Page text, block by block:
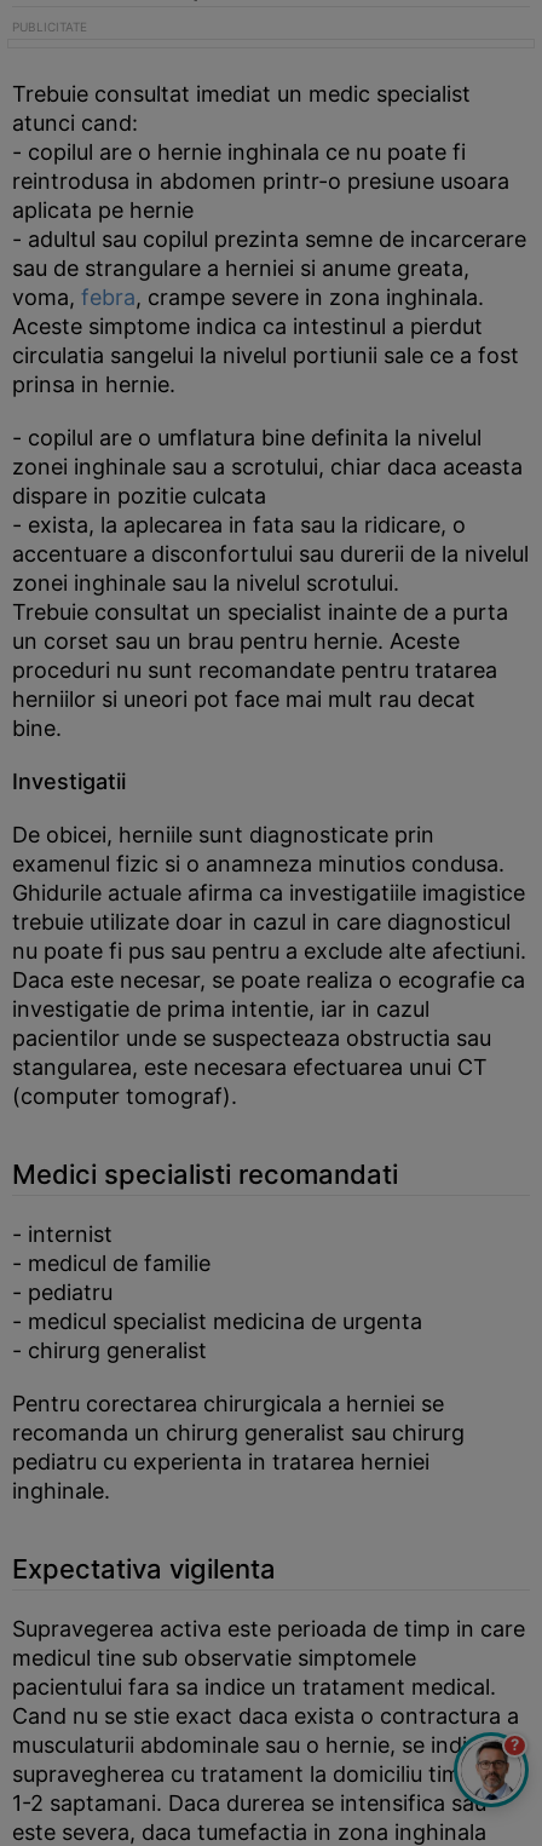
Trebuie consultat imediat un medic specialist
atunci cand:
- copilul are o hernie inghinala ce nu poate fi
reintrodusa in abdomen printr-o presiune usoara
aplicata pe hernie
- adultul sau copilul prezinta semne de incarcerare
sau de strangulare a herniei si anume greata,
voma, febra, crampe severe in zona inghinala.
Aceste simptome indica ca intestinul a pierdut
circulatia sangelui la nivelul portiunii sale ce a fost
prinsa in hernie.
- copilul are o umflatura bine definita la nivelul
zonei inghinale sau a scrotului, chiar daca aceasta
dispare in pozitie culcata
- exista, la aplecarea in fata sau la ridicare, o
accentuare a disconfortului sau durerii de la nivelul
zonei inghinale sau la nivelul scrotului.
Trebuie consultat un specialist inainte de a purta
un corset sau un brau pentru hernie. Aceste
proceduri nu sunt recomandate pentru tratarea
herniilor si uneori pot face mai mult rau decat
bine.
Investigatii
De obicei, herniile sunt diagnosticate prin
examenul fizic si o anamneza minutios condusa.
Ghidurile actuale afirma ca investigatiile imagistice
trebuie utilizate doar in cazul in care diagnosticul
nu poate fi pus sau pentru a exclude alte afectiuni.
Daca este necesar, se poate realiza o ecografie ca
investigatie de prima intentie, iar in cazul
pacientilor unde se suspecteaza obstructia sau
stangularea, este necesara efectuarea unui CT
(computer tomograf).
Medici specialisti recomandati
- internist
- medicul de familie
- pediatru
- medicul specialist medicina de urgenta
- chirurg generalist
Pentru corectarea chirurgicala a herniei se
recomanda un chirurg generalist sau chirurg
pediatru cu experienta in tratarea herniei
inghinale.
Expectativa vigilenta
Supravegerea activa este perioada de timp in care
medicul tine sub observatie simptomele
pacientului fara sa indice un tratament medical.
Cand nu se stie exact daca exista o contractura a
musculaturii abdominale sau o hernie, se indica
supravegherea cu tratament la domiciliu timp de
1-2 saptamani. Daca durerea se intensifica sau
este severa, daca tumefactia in zona inghinala
?